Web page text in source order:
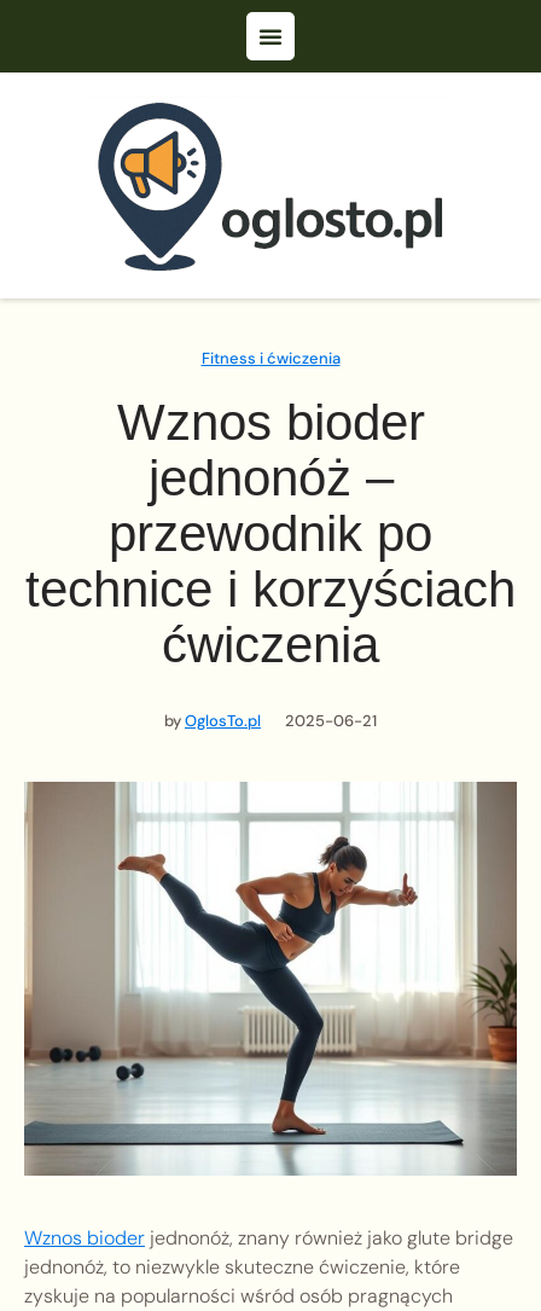
Fitness i ćwiczenia
Wznos bioder
jednonóż –
przewodnik po
technice i korzyściach
ćwiczenia
byOglosTo.pl 2025-06-21
Wznos bioder jednonóż, znany również jako glute bridge
jednonóż, to niezwykle skuteczne ćwiczenie, które
zyskuje na popularności wśród osób pragnących